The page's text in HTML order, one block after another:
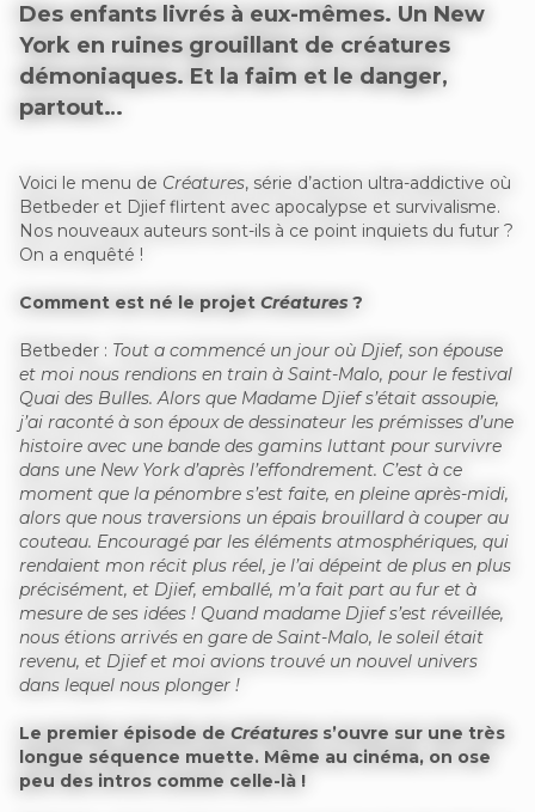
Des enfants livrés à eux-mêmes. Un New
York en ruines grouillant de créatures
démoniaques. Et la faim et le danger,
partout…
Voici le menu de Créatures, série d’action ultra-addictive où
Betbeder et Djief flirtent avec apocalypse et survivalisme.
Nos nouveaux auteurs sont-ils à ce point inquiets du futur ?
On a enquêté !
Comment est né le projet Créatures ?
Betbeder : Tout a commencé un jour où Djief, son épouse
et moi nous rendions en train à Saint-Malo, pour le festival
Quai des Bulles. Alors que Madame Djief s’était assoupie,
j’ai raconté à son époux de dessinateur les prémisses d’une
histoire avec une bande des gamins luttant pour survivre
dans une New York d’après l’effondrement. C’est à ce
moment que la pénombre s’est faite, en pleine après-midi,
alors que nous traversions un épais brouillard à couper au
couteau. Encouragé par les éléments atmosphériques, qui
rendaient mon récit plus réel, je l’ai dépeint de plus en plus
précisément, et Djief, emballé, m’a fait part au fur et à
mesure de ses idées ! Quand madame Djief s’est réveillée,
nous étions arrivés en gare de Saint-Malo, le soleil était
revenu, et Djief et moi avions trouvé un nouvel univers
dans lequel nous plonger !
Le premier épisode de Créatures s’ouvre sur une très
longue séquence muette. Même au cinéma, on ose
peu des intros comme celle-là !